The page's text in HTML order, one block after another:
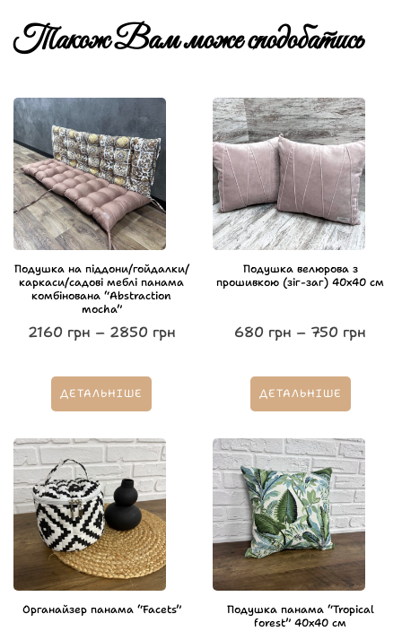
Також Вам може сподобатись
Подушка на піддони/гойдалки/
каркаси/садові меблі панама
комбінована “Abstraction
mocha”
2160 грн – 2850 грн
ДЕТАЛЬНІШЕ
Подушка велюрова з
прошивкою (зіг-заг) 40х40 см
680 грн – 750 грн
ДЕТАЛЬНІШЕ
Органайзер панама “Facets”
Подушка панама “Tropical
forest” 40х40 см